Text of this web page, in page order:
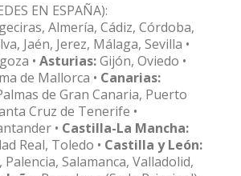
EN ESPAÑA):
Almería, Cádiz, Córdoba,
Jaén, Jerez, Málaga, Sevilla •
• Asturias:Gijón, Oviedo •
de Mallorca • Canarias:
de Gran Canaria, Puerto
Cruz de Tenerife •
• Castilla-La Mancha:
Real, Toledo • Castilla y León:
Salamanca, Valladolid,